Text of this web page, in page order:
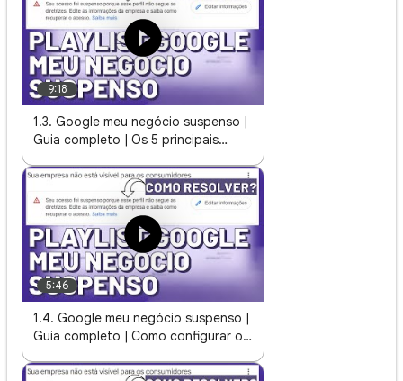
9:18
1.3. Google meu negócio suspenso |
Guia completo | Os 5 principais
5:46
1.4. Google meu negócio suspenso |
Guia completo | Como configurar o